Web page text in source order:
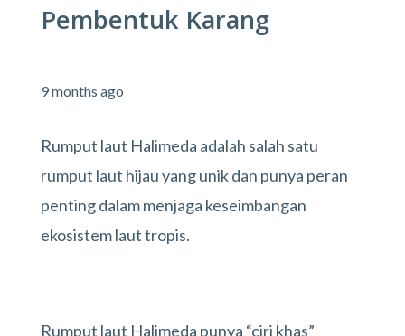
Pembentuk Karang
9 months ago
Rumput laut Halimeda adalah salah satu
rumput laut hijau yang unik dan punya peran
penting dalam menjaga keseimbangan
ekosistem laut tropis.
Rumput laut Halimeda punya “ciri khas”